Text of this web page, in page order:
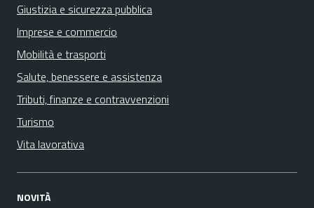
Giustizia e sicurezza pubblica
Imprese e commercio
Mobilità e trasporti
Salute, benessere e assistenza
Tributi, finanze e contravvenzioni
Turismo
Vita lavorativa
NOVITÀ